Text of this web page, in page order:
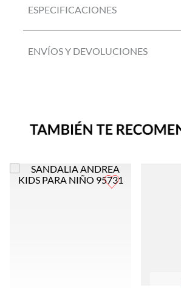
ESPECIFICACIONES
ENVÍOS Y DEVOLUCIONES